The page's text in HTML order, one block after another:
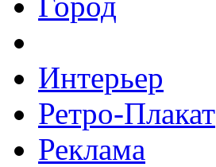
Интерьер
Ретро-Плакат
Реклама